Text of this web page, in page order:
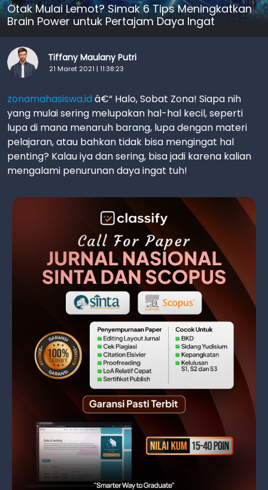
Otak Mulai Lemot? Simak 6 Tips Meningkatkan
Brain Power untuk Pertajam Daya Ingat
Tiffany Maulany Putri
21 Maret 2021 | 11:38:23
zonamahasiswa.id â€“ Halo, Sobat Zona! Siapa nih
yang mulai sering melupakan hal-hal kecil, seperti
lupa di mana menaruh barang, lupa dengan materi
pelajaran, atau bahkan tidak bisa mengingat hal
penting? Kalau iya dan sering, bisa jadi karena kalian
mengalami penurunan daya ingat tuh!